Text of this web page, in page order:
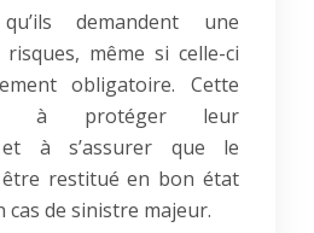
demandent une
même si celle-ci
obligatoire. Cette
à protéger leur
et à s’assurer que le
restitué en bon état
de sinistre majeur.